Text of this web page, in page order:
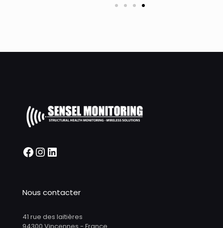
Nous contacter
41 rue des laitières
94300 Vincennes - France